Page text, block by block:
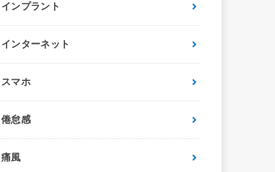
インプラント
インターネット
スマホ
倦怠感
痛風